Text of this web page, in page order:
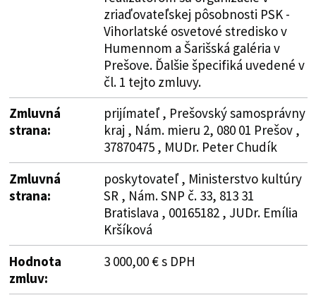
zriaďovateľskej pôsobnosti PSK -
Vihorlatské osvetové stredisko v
Humennom a Šarišská galéria v
Prešove. Ďalšie špecifiká uvedené v
čl. 1 tejto zmluvy.
Zmluvná
strana:
prijímateľ , Prešovský samosprávny
kraj , Nám. mieru 2, 080 01 Prešov ,
37870475 , MUDr. Peter Chudík
Zmluvná
strana:
poskytovateľ , Ministerstvo kultúry
SR , Nám. SNP č. 33, 813 31
Bratislava , 00165182 , JUDr. Emília
Kršíková
Hodnota
zmluv:
3 000,00 € s DPH